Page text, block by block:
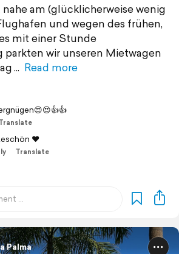
am (glücklicherweise wenig
und wegen des frühen,
mit einer Stunde
parkten wir unseren Mietwagen
Read more
❤️
Translate
Palma